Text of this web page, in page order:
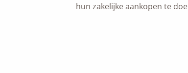
hun zakelijke aankopen te